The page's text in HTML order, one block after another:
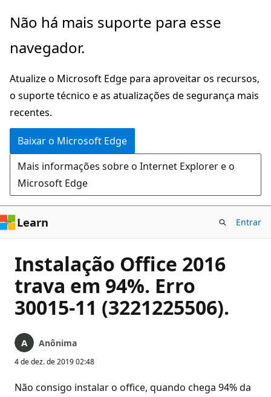
Pular
o
principal
Não há mais suporte para esse
navegador.
Atualize o Microsoft Edge para aproveitar os recursos,
o suporte técnico e as atualizações de segurança mais
recentes.
Baixar o Microsoft Edge
Mais informações sobre o Internet Explorer e o
Microsoft Edge
Learn Entrar
Instalação Office 2016
trava em 94%. Erro
30015-11 (3221225506).
Anônima
4 de dez. de 2019 02:48
Não consigo instalar o office, quando chega 94% da